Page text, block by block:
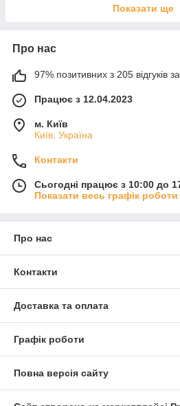
Показати ще
Про нас
97% позитивних з 205 відгуків за
Працює з 12.04.2023
м. Київ
Київ, Україна
Контакти
Сьогодні працює з 10:00 до
Показати весь графік роботи
Про нас
Контакти
Доставка та оплата
Графік роботи
Повна версія сайту